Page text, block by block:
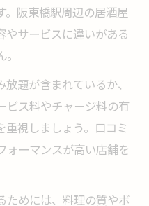
。阪東橋駅周辺の居酒屋
やサービスに違いがある
題が含まれているか、
ビス料やチャージ料の有
視しましょう。口コミ
ォーマンスが高い店舗を
ためには、料理の質やボ